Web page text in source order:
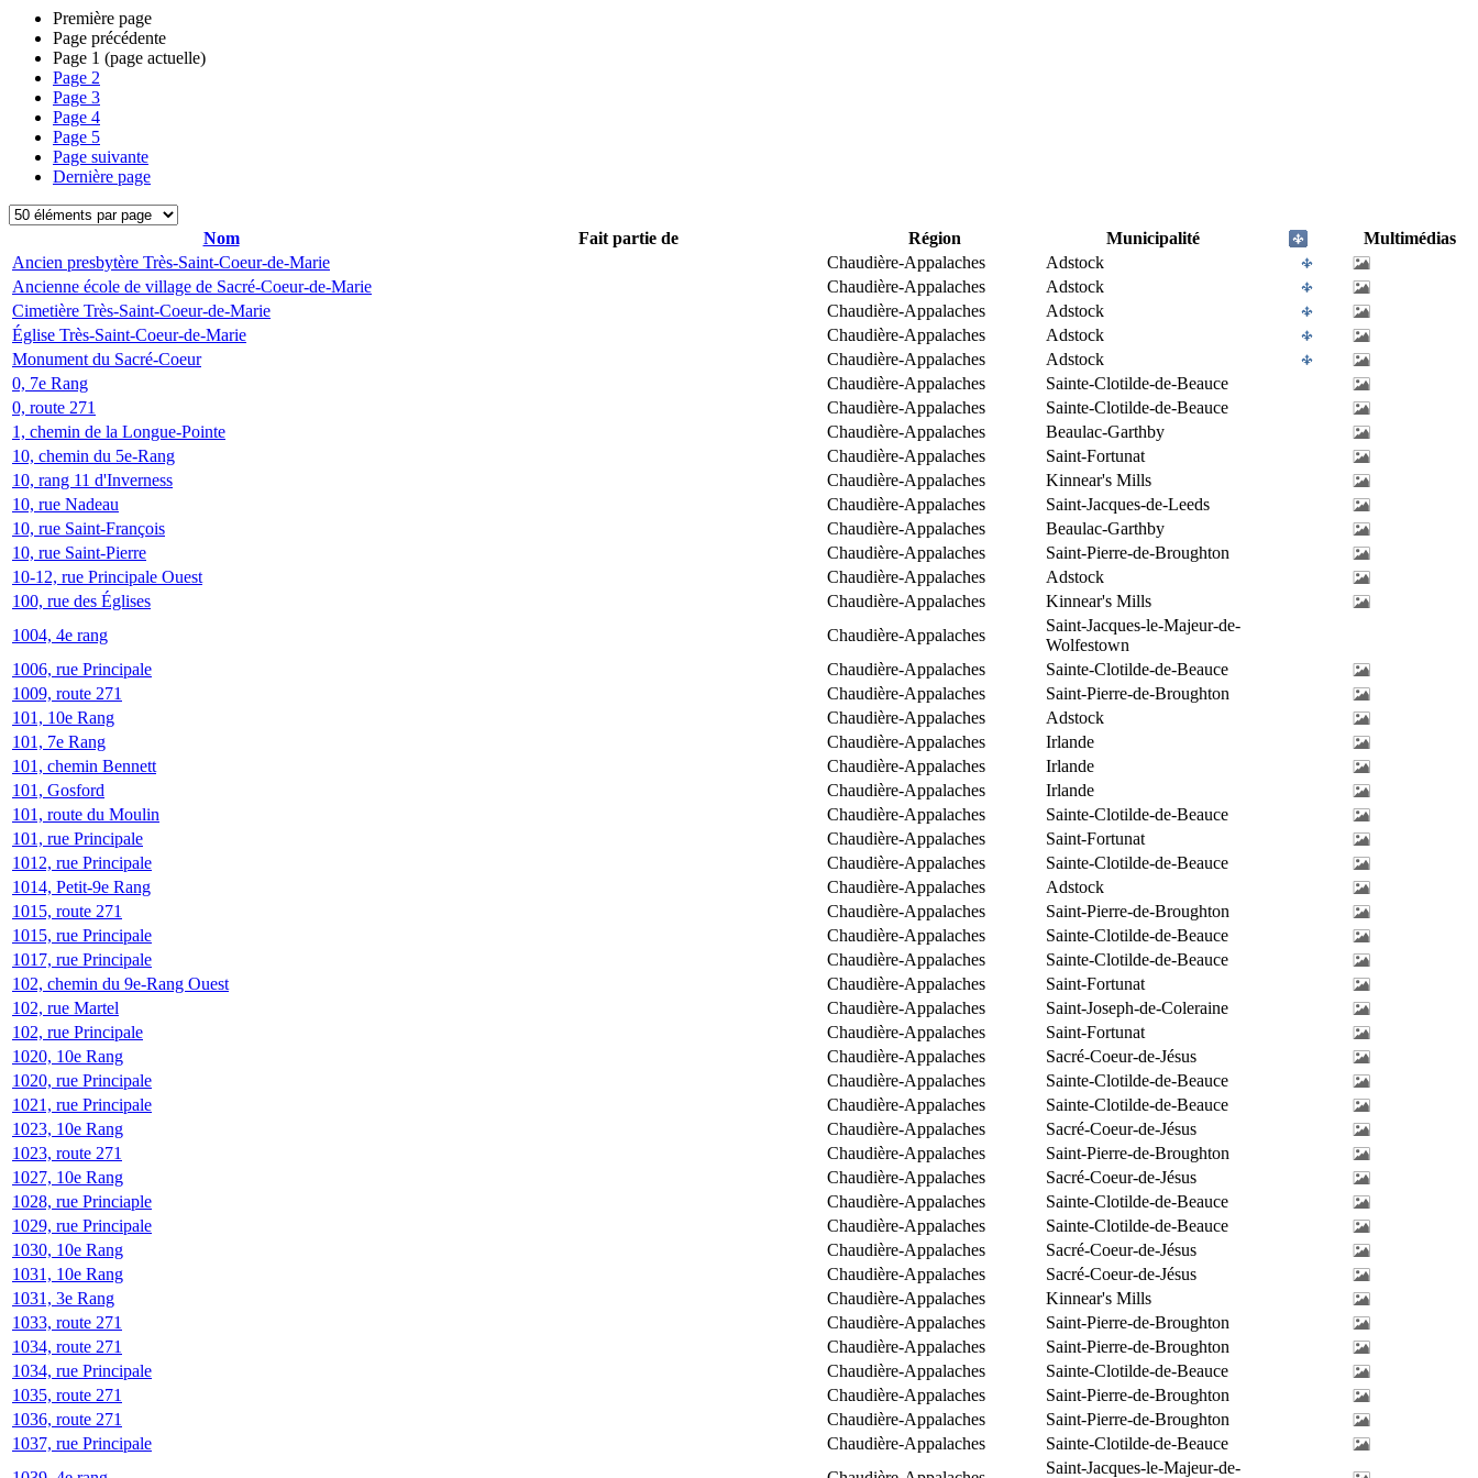
Première page
Page précédente
Page 1 (page actuelle)
Page 2
Page 3
Page 4
Page 5
Page suivante
Dernière page
Nom Fait partie de Région Municipalité
Multimédias
Ancien presbytère Très-Saint-Coeur-de-Marie
Chaudière-Appalaches
Adstock
Ancienne école de village de Sacré-Coeur-de-Marie
Chaudière-Appalaches
Adstock
Cimetière Très-Saint-Coeur-de-Marie
Chaudière-Appalaches
Adstock
Église Très-Saint-Coeur-de-Marie
Chaudière-Appalaches
Adstock
Monument du Sacré-Coeur
Chaudière-Appalaches
Adstock
0, 7e Rang
Chaudière-Appalaches
Sainte-Clotilde-de-Beauce
0, route 271
Chaudière-Appalaches
Sainte-Clotilde-de-Beauce
1, chemin de la Longue-Pointe
Chaudière-Appalaches
Beaulac-Garthby
10, chemin du 5e-Rang
Chaudière-Appalaches
Saint-Fortunat
10, rang 11 d'Inverness
Chaudière-Appalaches
Kinnear's Mills
10, rue Nadeau
Chaudière-Appalaches
Saint-Jacques-de-Leeds
10, rue Saint-François
Chaudière-Appalaches
Beaulac-Garthby
10, rue Saint-Pierre
Chaudière-Appalaches
Saint-Pierre-de-Broughton
10-12, rue Principale Ouest
Chaudière-Appalaches
Adstock
100, rue des Églises
Chaudière-Appalaches
Kinnear's Mills
1004, 4e rang
Chaudière-Appalaches
Saint-Jacques-le-Majeur-de-
Wolfestown
1006, rue Principale
Chaudière-Appalaches
Sainte-Clotilde-de-Beauce
1009, route 271
Chaudière-Appalaches
Saint-Pierre-de-Broughton
101, 10e Rang
Chaudière-Appalaches
Adstock
101, 7e Rang
Chaudière-Appalaches
Irlande
101, chemin Bennett
Chaudière-Appalaches
Irlande
101, Gosford
Chaudière-Appalaches
Irlande
101, route du Moulin
Chaudière-Appalaches
Sainte-Clotilde-de-Beauce
101, rue Principale
Chaudière-Appalaches
Saint-Fortunat
1012, rue Principale
Chaudière-Appalaches
Sainte-Clotilde-de-Beauce
1014, Petit-9e Rang
Chaudière-Appalaches
Adstock
1015, route 271
Chaudière-Appalaches
Saint-Pierre-de-Broughton
1015, rue Principale
Chaudière-Appalaches
Sainte-Clotilde-de-Beauce
1017, rue Principale
Chaudière-Appalaches
Sainte-Clotilde-de-Beauce
102, chemin du 9e-Rang Ouest
Chaudière-Appalaches
Saint-Fortunat
102, rue Martel
Chaudière-Appalaches
Saint-Joseph-de-Coleraine
102, rue Principale
Chaudière-Appalaches
Saint-Fortunat
1020, 10e Rang
Chaudière-Appalaches
Sacré-Coeur-de-Jésus
1020, rue Principale
Chaudière-Appalaches
Sainte-Clotilde-de-Beauce
1021, rue Principale
Chaudière-Appalaches
Sainte-Clotilde-de-Beauce
1023, 10e Rang
Chaudière-Appalaches
Sacré-Coeur-de-Jésus
1023, route 271
Chaudière-Appalaches
Saint-Pierre-de-Broughton
1027, 10e Rang
Chaudière-Appalaches
Sacré-Coeur-de-Jésus
1028, rue Princiaple
Chaudière-Appalaches
Sainte-Clotilde-de-Beauce
1029, rue Principale
Chaudière-Appalaches
Sainte-Clotilde-de-Beauce
1030, 10e Rang
Chaudière-Appalaches
Sacré-Coeur-de-Jésus
1031, 10e Rang
Chaudière-Appalaches
Sacré-Coeur-de-Jésus
1031, 3e Rang
Chaudière-Appalaches
Kinnear's Mills
1033, route 271
Chaudière-Appalaches
Saint-Pierre-de-Broughton
1034, route 271
Chaudière-Appalaches
Saint-Pierre-de-Broughton
1034, rue Principale
Chaudière-Appalaches
Sainte-Clotilde-de-Beauce
1035, route 271
Chaudière-Appalaches
Saint-Pierre-de-Broughton
1036, route 271
Chaudière-Appalaches
Saint-Pierre-de-Broughton
1037, rue Principale
Chaudière-Appalaches
Sainte-Clotilde-de-Beauce
Saint-Jacques-le-Majeur-de-